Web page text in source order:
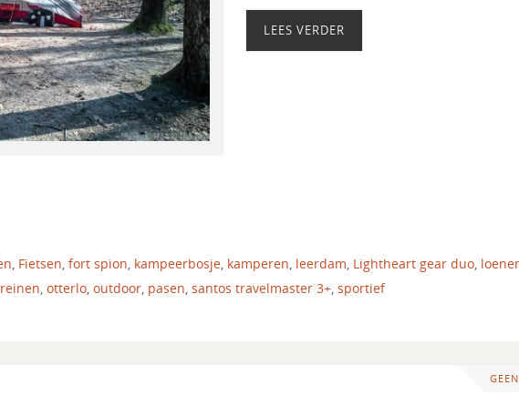
LEES VERDER
Fietsen fort spion kampeerbosje kamperen leerdam Lightheart gear duo
otterlo outdoor pasen santos travelmaster 3+ sportief